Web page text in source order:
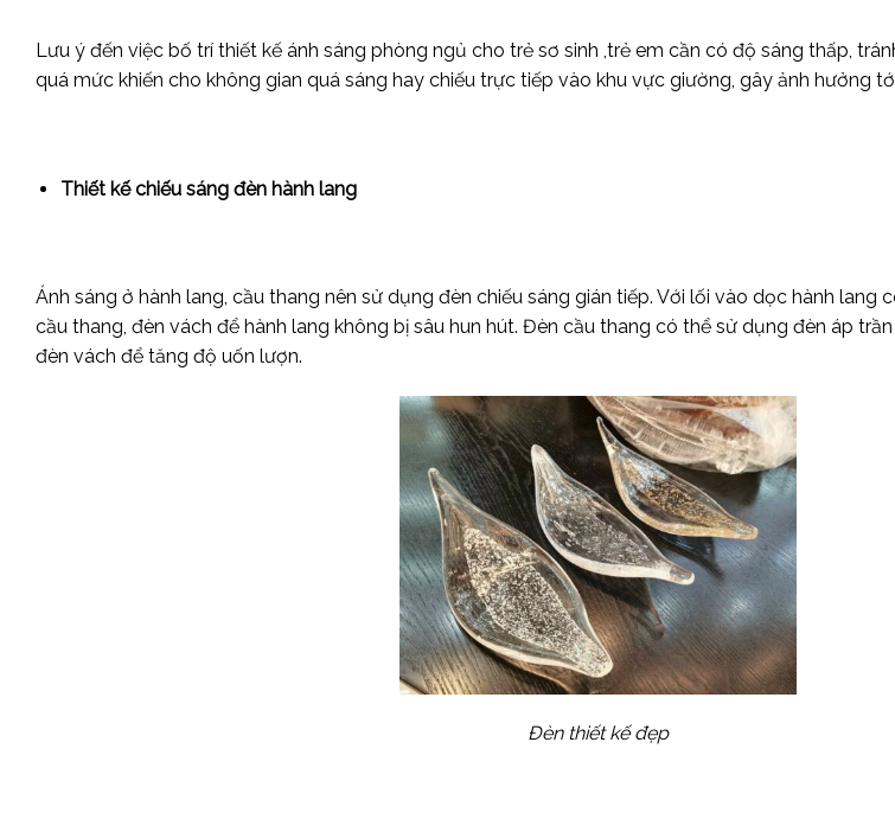
Lưu ý đến việc bố trí thiết kế ánh sáng phòng ngủ cho trẻ sơ sinh ,trẻ em cần có độ sáng thấp,
quá mức khiến cho không gian quá sáng hay chiếu trực tiếp vào khu vực giường, gây ảnh hưởng
Thiết kế chiếu sáng đèn hành lang
Ánh sáng ở hành lang, cầu thang nên sử dụng đèn chiếu sáng gián tiếp. Với lối vào dọc hành lang
cầu thang, đèn vách để hành lang không bị sâu hun hút. Đèn cầu thang có thể sử dụng đèn áp
đèn vách để tăng độ uốn lượn.
Đèn thiết kế đẹp